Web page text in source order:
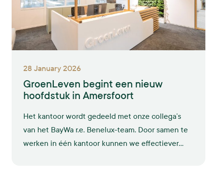
28 January 2026
GroenLeven begint een nieuw
hoofdstuk in Amersfoort
Het kantoor wordt gedeeld met onze collega’s
van het BayWa r.e. Benelux-team. Door samen te
werken in één kantoor kunnen we effectiever